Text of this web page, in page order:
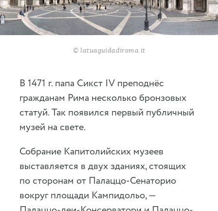
© latuaguidadiroma.it
В 1471 г. папа Сикст IV преподнёс
гражданам Рима несколько бронзовых
статуй. Так появился первый публичный
музей на свете.
Собрание Капитолийских музеев
выставляется в двух зданиях, стоящих
по сторонам от Палаццо-Сенаторио
вокруг площади Кампидольо, —